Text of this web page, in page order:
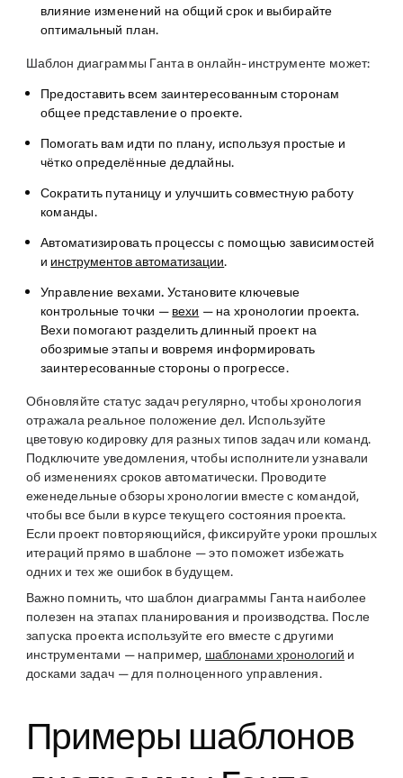
влияние изменений на общий срок и выбирайте
оптимальный план.
Шаблон диаграммы Ганта в онлайн-инструменте может:
Предоставить всем заинтересованным сторонам
общее представление о проекте.
Помогать вам идти по плану, используя простые и
чётко определённые дедлайны.
Сократить путаницу и улучшить совместную работу
команды.
Автоматизировать процессы с помощью зависимостей
и инструментов автоматизации.
Управление вехами. Установите ключевые
контрольные точки — вехи — на хронологии проекта.
Вехи помогают разделить длинный проект на
обозримые этапы и вовремя информировать
заинтересованные стороны о прогрессе.
Обновляйте статус задач регулярно, чтобы хронология
отражала реальное положение дел. Используйте
цветовую кодировку для разных типов задач или команд.
Подключите уведомления, чтобы исполнители узнавали
об изменениях сроков автоматически. Проводите
еженедельные обзоры хронологии вместе с командой,
чтобы все были в курсе текущего состояния проекта.
Если проект повторяющийся, фиксируйте уроки прошлых
итераций прямо в шаблоне — это поможет избежать
одних и тех же ошибок в будущем.
Важно помнить, что шаблон диаграммы Ганта наиболее
полезен на этапах планирования и производства. После
запуска проекта используйте его вместе с другими
инструментами — например, шаблонами хронологий и
досками задач — для полноценного управления.
Примеры шаблонов